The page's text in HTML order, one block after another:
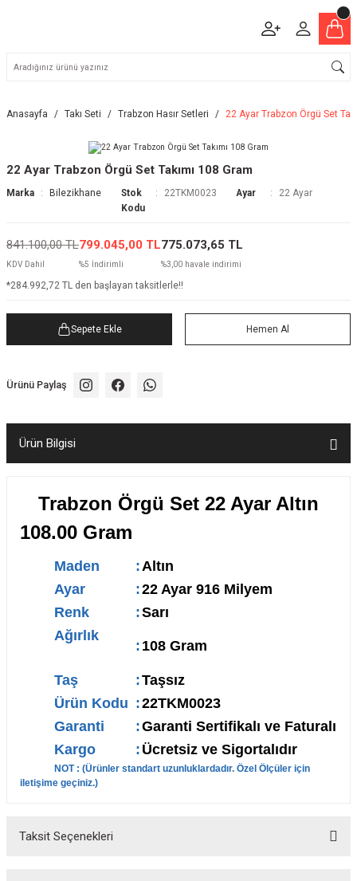
Anasayfa Takı Seti Trabzon Hasır Setleri 22 Ayar Trabzon Örgü Set
22 Ayar Trabzon Örgü Set Takımı 108 Gram
Marka Bilezikhane
Stok
Kodu
22TKM0023 Ayar 22 Ayar
841.100,00 TL
KDV Dahil
799.045,00 TL
%5 İndirimli
775.073,65 TL
%3,00 havale indirimi
*284.992,72 TL den başlayan taksitlerle!!
Sepete Ekle Hemen Al
Ürünü Paylaş
Ürün Bilgisi
Trabzon Örgü Set 22 Ayar Altın
108.00 Gram
Maden :Altın
Ayar
:22 Ayar 916 Milyem
Renk
:Sarı
Ağırlık
: 108 Gram
Taş :Taşsız
Ürün Kodu :22TKM0023
Garanti
:Garanti Sertifikalı ve Faturalı
Kargo
: Ücretsiz ve Sigortalıdır
NOT : (Ürünler standart uzunluklardadır. Özel Ölçüler için
iletişime geçiniz.)
Taksit Seçenekleri